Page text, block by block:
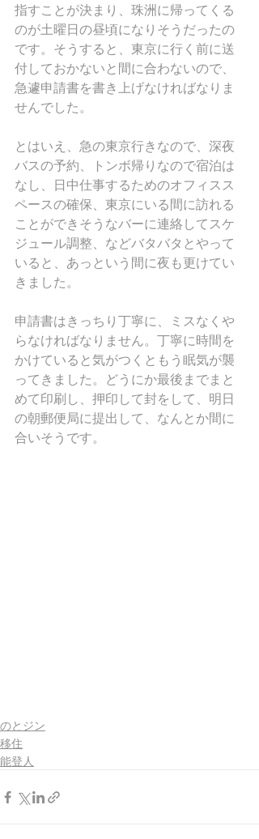
指すことが決まり、珠洲に帰ってくる
のが土曜日の昼頃になりそうだったの
です。そうすると、東京に行く前に送
付しておかないと間に合わないので、
急遽申請書を書き上げなければなりま
せんでした。
とはいえ、急の東京行きなので、深夜
バスの予約、トンボ帰りなので宿泊は
なし、日中仕事するためのオフィスス
ペースの確保、東京にいる間に訪れる
ことができそうなバーに連絡してスケ
ジュール調整、などバタバタとやって
いると、あっという間に夜も更けてい
きました。
申請書はきっちり丁寧に、ミスなくや
らなければなりません。丁寧に時間を
かけていると気がつくともう眠気が襲
ってきました。どうにか最後までまと
めて印刷し、押印して封をして、明日
の朝郵便局に提出して、なんとか間に
合いそうです。
のとジン
移住
能登人